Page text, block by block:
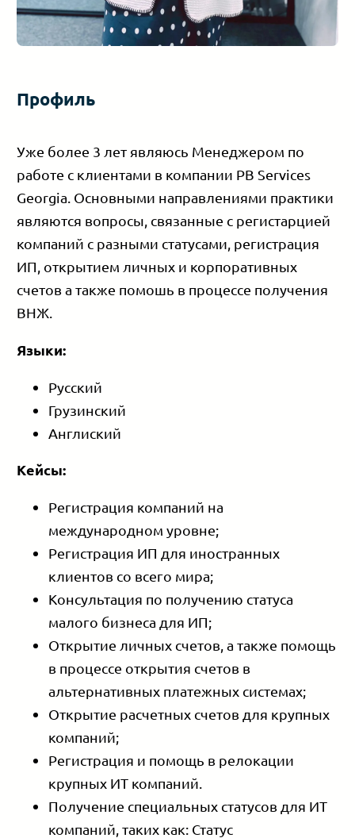
Профиль
Уже более 3 лет являюсь Менеджером по
работе с клиентами в компании PB Services
Georgia. Основными направлениями практики
являются вопросы, связанные с регистарцией
компаний с разными статусами, регистрация
ИП, открытием личных и корпоративных
счетов а также помошь в процессе получения
ВНЖ.
Языки:
Русский
Грузинский
Англиский
Кейсы:
Регистрация компаний на
международном уровне;
Регистрация ИП для иностранных
клиентов со всего мира;
Консультация по получению статуса
малого бизнеса для ИП;
Открытие личных счетов, а также помощь
в процессе открытия счетов в
альтернативных платежных системах;
Открытие расчетных счетов для крупных
компаний;
Регистрация и помощь в релокации
крупных ИТ компаний.
Получение специальных статусов для ИТ
компаний, таких как: Статус